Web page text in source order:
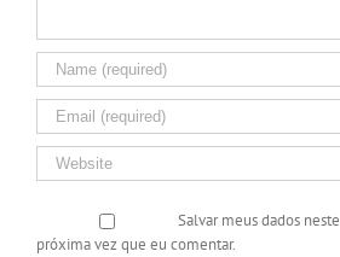
Salvar meus dados
próxima vez que eu comentar.